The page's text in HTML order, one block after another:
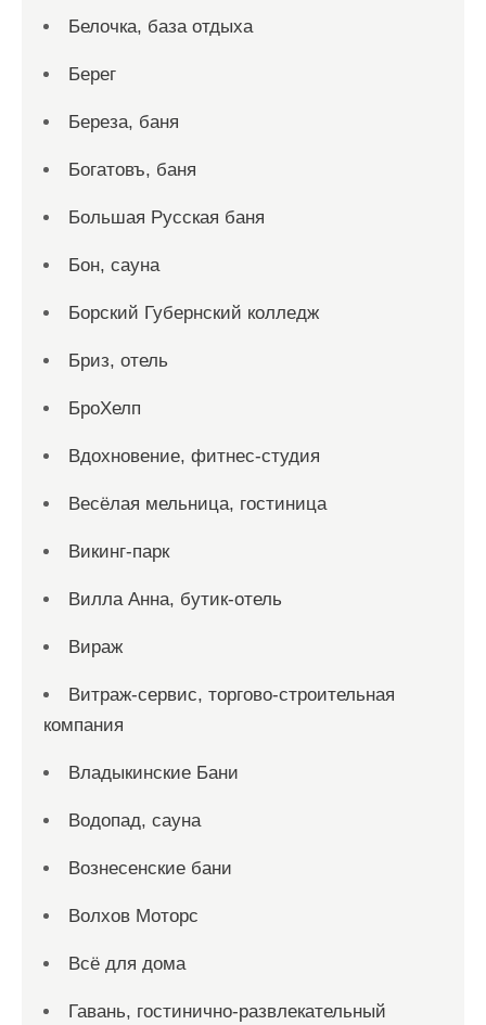
Белочка, база отдыха
Берег
Береза, баня
Богатовъ, баня
Большая Русская баня
Бон, сауна
Борский Губернский колледж
Бриз, отель
БроХелп
Вдохновение, фитнес-студия
Весёлая мельница, гостиница
Викинг-парк
Вилла Анна, бутик-отель
Вираж
Витраж-сервис, торгово-строительная
компания
Владыкинские Бани
Водопад, сауна
Вознесенские бани
Волхов Моторс
Всё для дома
Гавань, гостинично-развлекательный